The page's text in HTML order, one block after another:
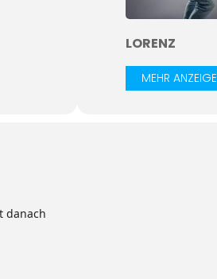
LORENZ
MEHR
danach